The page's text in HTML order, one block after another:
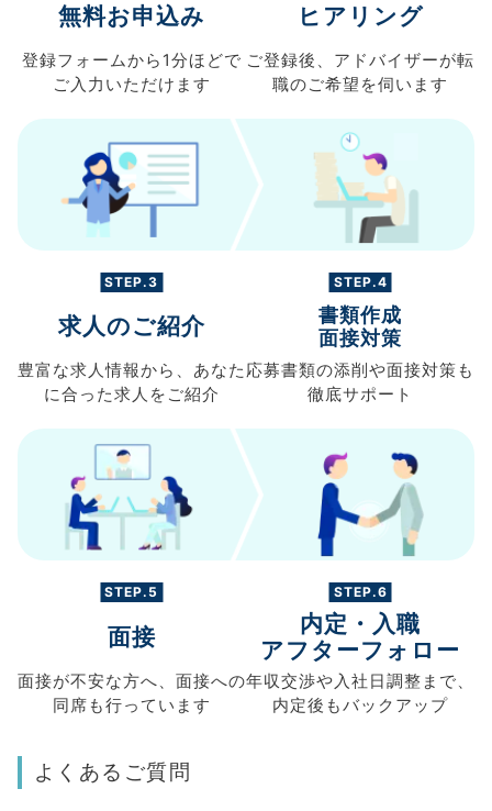
無料お申込み
登録フォームから 1分ほどで
ご入力 いただけます
ヒアリング
ご登録後、 アドバイザーが転
職のご希望を伺います
STEP.3
求人のご紹介
豊富な求人情報から、 あなた
に合った求人を ご紹介
STEP.4
書類作成
面接対策
応募書類の添削や面接対策も
徹底サポート
STEP.5
面接
面接が不安な方へ、 面接への
同席も行っています
STEP.6
内定・入職
アフターフォロー
年収交渉や入社日調整まで、
内定後もバックアップ
よくあるご質問